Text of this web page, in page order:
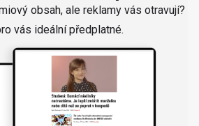
obsah, ale reklamy vás otravují?
vás ideální předplatné.